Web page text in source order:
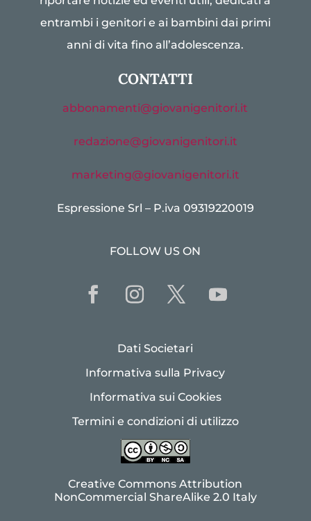
entrambi i genitori e ai bambini dai primi
anni di vita fino all’adolescenza.
CONTATTI
abbonamenti@giovanigenitori.it
redazione@giovanigenitori.it
marketing@giovanigenitori.it
Espressione Srl – P.iva 09319220019
FOLLOW US ON
Dati Societari
Informativa sulla Privacy
Informativa sui Cookies
Termini e condizioni di utilizzo
Creative Commons Attribution
NonCommercial ShareAlike 2.0 Italy